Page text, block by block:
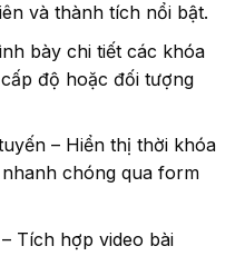
và thành tích nổi bật.
bày chi tiết các khóa
độ hoặc đối tượng
– Hiển thị thời khóa
chóng qua form
Tích hợp video bài